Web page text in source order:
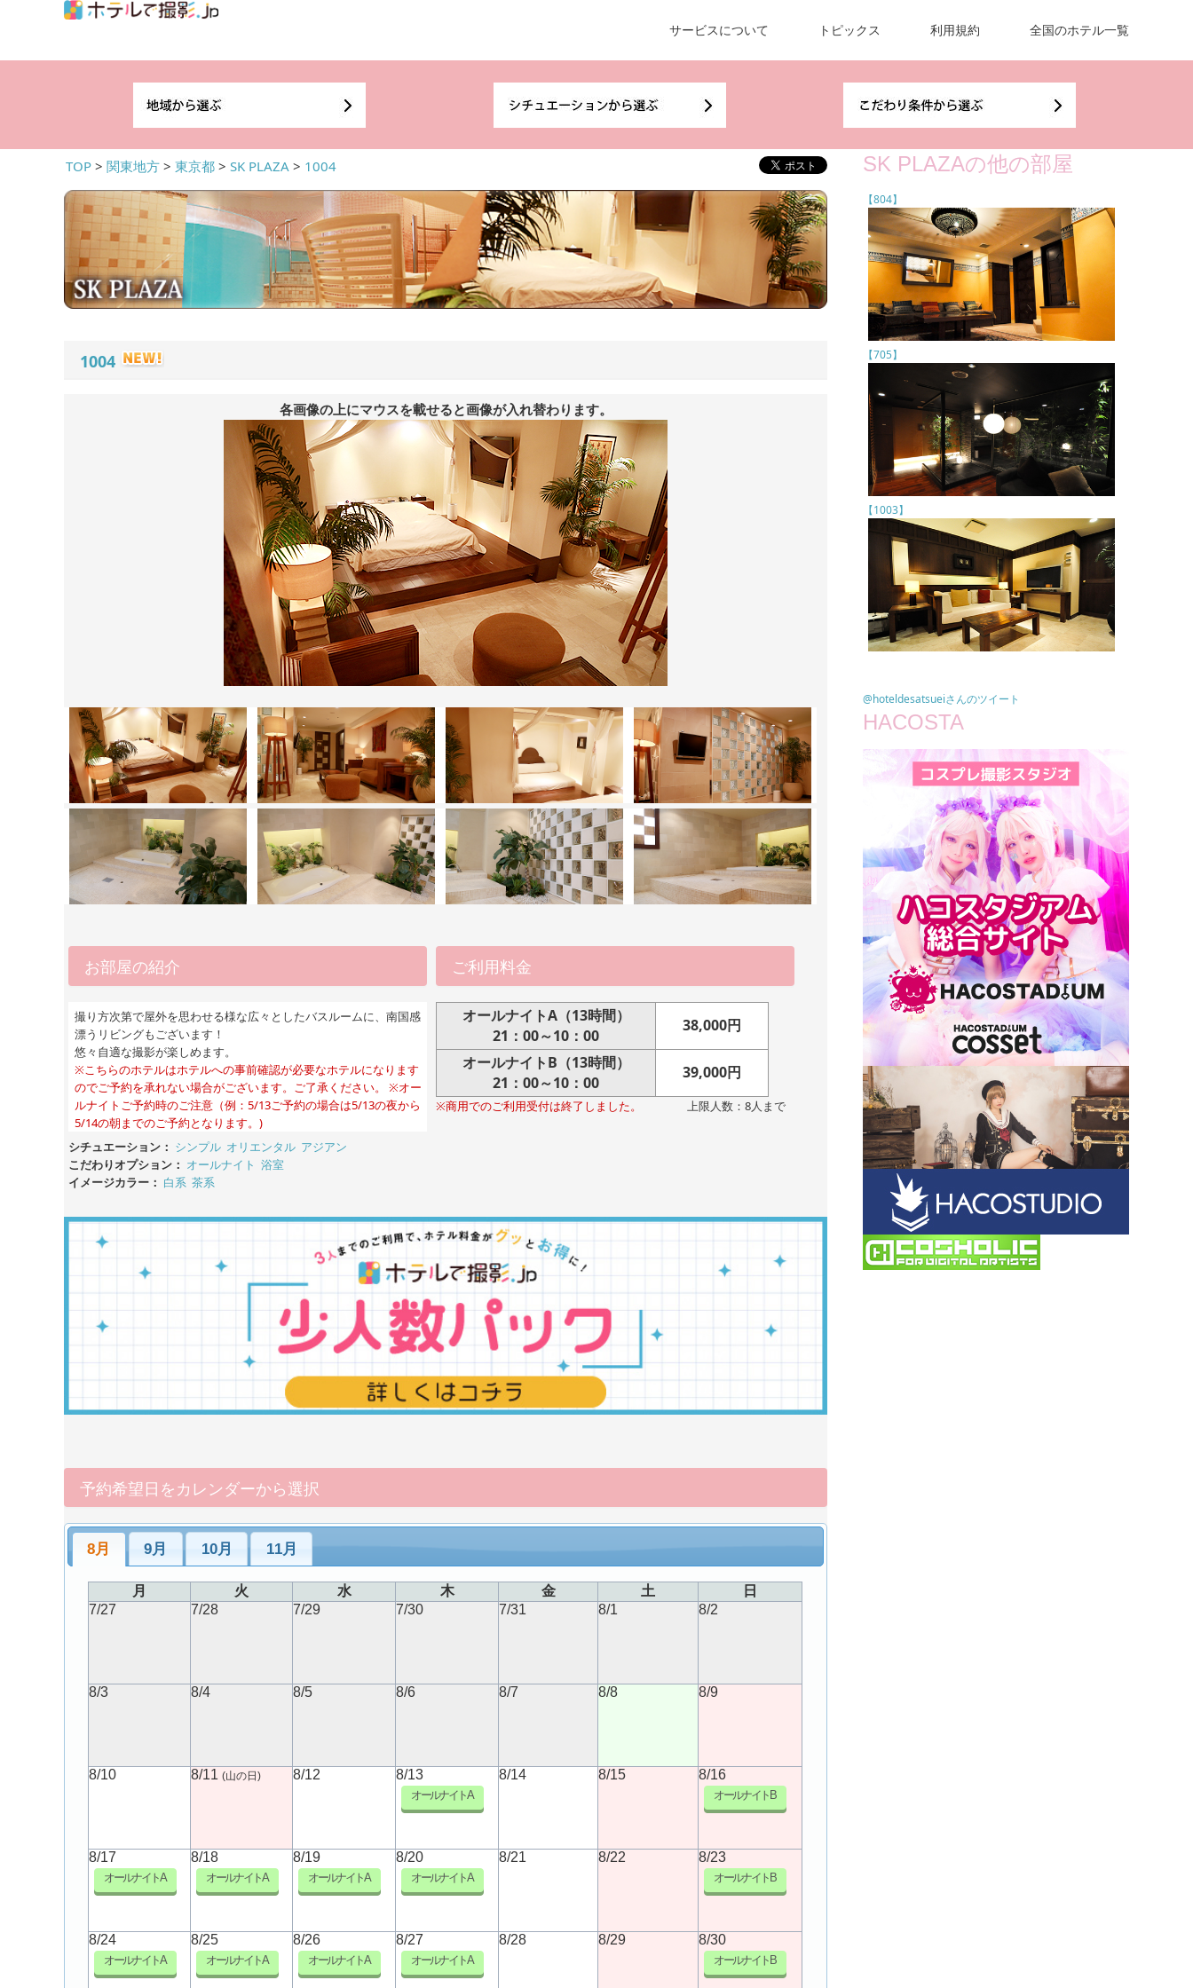
サービスについて トピックス 利用規約 全国のホテル一覧
TOP > 関東地方 > 東京都 > SK PLAZA > 1004
1004
各画像の上にマウスを載せると画像が入れ替わります。
お部屋の紹介
撮り方次第で屋外を思わせる様な広々としたバスルームに、南国感
漂うリビングもございます！
悠々自適な撮影が楽しめます。
※こちらのホテルはホテルへの事前確認が必要なホテルになります
のでご予約を承れない場合がございます。ご了承ください。 ※オー
ルナイトご予約時のご注意（例：5/13ご予約の場合は5/13の夜から
5/14の朝までのご予約となります。)
シチュエーション： シンプル オリエンタル アジアン
こだわりオプション： オールナイト 浴室
イメージカラー： 白系 茶系
ご利用料金
オールナイトA（13時間）
21：00～10：00
38,000円
オールナイトB（13時間）
21：00～10：00
39,000円
上限人数：8人まで
※商用でのご利用受付は終了しました。
予約希望日をカレンダーから選択
8月 9月 10月 11月
月 火 水 木 金 土
日
7/27
7/28 7/29 7/30 7/31 8/1 8/2
8/3 8/4 8/5 8/6 8/7 8/8 8/9
8/10 8/11(山の日) 8/12 8/13
オールナイトA
8/14 8/15 8/16
オールナイトB
8/17
オールナイトA
8/18
オールナイトA
8/19
オールナイトA
8/20
オールナイトA
8/21 8/22 8/23
オールナイトB
8/24
オールナイトA
8/25
オールナイトA
8/26
オールナイトA
8/27
オールナイトA
8/28 8/29 8/30
オールナイトB
SK PLAZAの他の部屋
【804】
【705】
【1003】
@hoteldesatsueiさんのツイート
HACOSTA